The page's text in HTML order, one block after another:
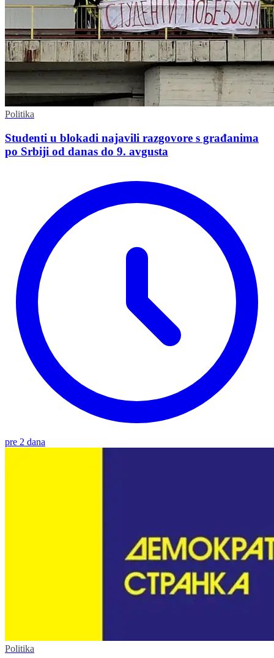
Politika
Studenti u blokadi najavili razgovore s građanima
po Srbiji od danas do 9. avgusta
pre 2 dana
Politika